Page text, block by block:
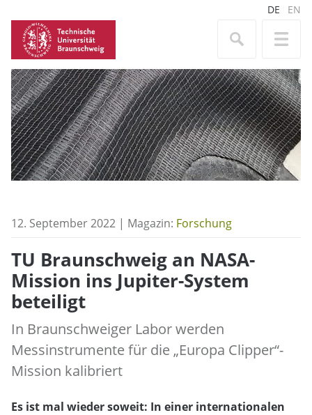
DE EN
12. September 2022 | Magazin: Forschung
TU Braunschweig an NASA-
Mission ins Jupiter-System
beteiligt
In Braunschweiger Labor werden
Messinstrumente für die „Europa Clipper“-
Mission kalibriert
Es ist mal wieder soweit: In einer internationalen